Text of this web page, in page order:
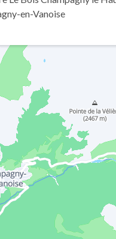
en-Vanoise